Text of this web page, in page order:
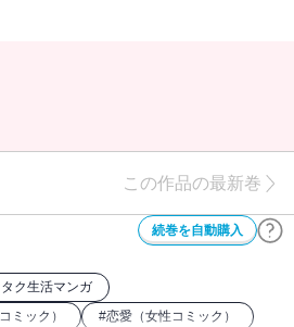
たっぷりだもん！…な内容でおとどけ
この作品の最新巻
続巻を自動購入
ク生活マンガ
ミック） #恋愛（女性コミック）